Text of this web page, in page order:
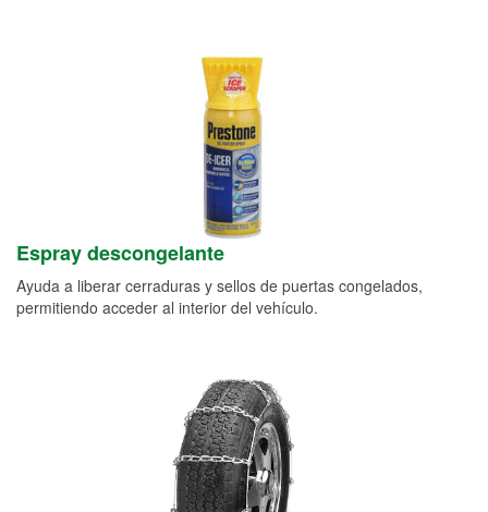
Espray descongelante
Ayuda a liberar cerraduras y sellos de puertas congelados,
permitiendo acceder al interior del vehículo.